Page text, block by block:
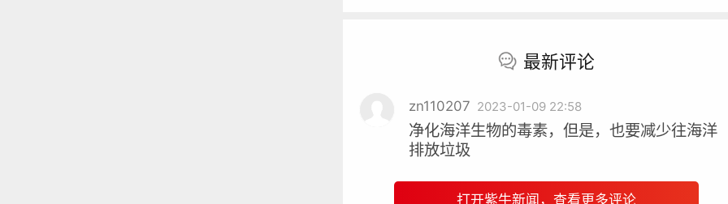
据王森洋介绍，他的毕业论文模拟自然环境，将泥螺
d，随后经过无污染的海水净化3 d，研究了三种贝类
微塑料的积累，并研究了其对贝类消化酶、抗氧化酶
神经毒性。该研究揭示了海洋底栖贝类具备较高的微
可有效去除贝类中的微塑料，为研究微塑料对底栖贝
最新评论
zn110207 2023-01-09 22:58
净化海洋生物的毒素，但是，也要减少往海洋
排放垃圾
打开紫牛新闻，查看更多评论